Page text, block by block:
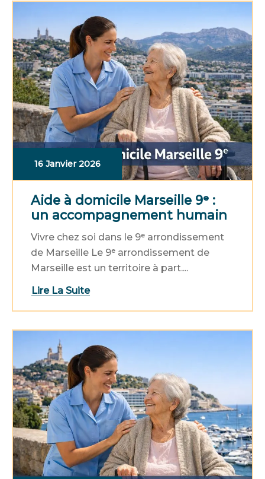
Aide à domicile Marseille 9ᵉ :
un accompagnement humain
Vivre chez soi dans le 9ᵉ arrondissement
de Marseille Le 9ᵉ arrondissement de
Marseille est un territoire à part....
Lire La Suite
16 Janvier 2026